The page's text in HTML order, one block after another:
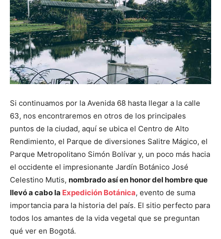
Si continuamos por la Avenida 68 hasta llegar a la calle
63, nos encontraremos en otros de los principales
puntos de la ciudad, aquí se ubica el Centro de Alto
Rendimiento, el Parque de diversiones Salitre Mágico, el
Parque Metropolitano Simón Bolívar y, un poco más hacia
el occidente el impresionante Jardín Botánico José
Celestino Mutis, nombrado así en honor del hombre que
llevó a cabo la Expedición Botánica, evento de suma
importancia para la historia del país. El sitio perfecto para
todos los amantes de la vida vegetal que se preguntan
qué ver en Bogotá.